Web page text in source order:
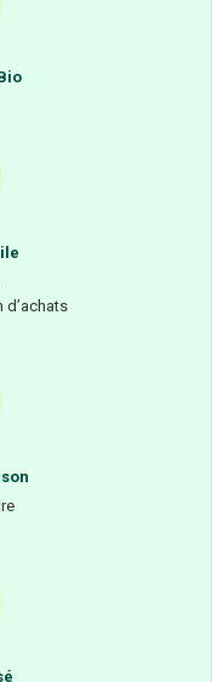
le glutathion et d’autres
une grande diversité de
à des milliers de
atmosphériques ou de
contenu dans les
qui serait directement
agir à la fois comme un
études ont montré sa
les métaux lourds, de
en neutralisant les
ensuite en activant des
de brocoli présente de
sa capacité à
la douleur, à améliorer
de se développer. La
pousses de brocoli ne
Les recherches
le cancer et à réduire
contenus dans les
peuvent aider
longtemps et réduire
En plus de lutter contre
contiennent une quantité
Une tasse de
d’achats